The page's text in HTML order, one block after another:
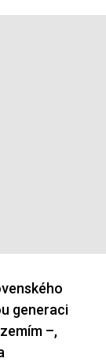
generaci
–,